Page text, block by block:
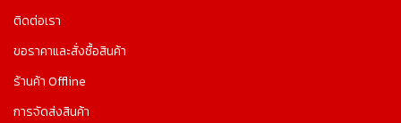
ติดต่อเรา
ขอราคาและสั่งซื้อสินค้า
ร้านค้า Offline
การจัดส่งสินค้า